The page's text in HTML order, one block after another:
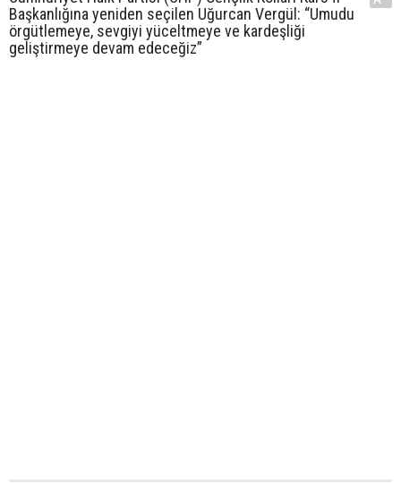
Başkanlığına yeniden seçilen Uğurcan Vergül: “Umudu
örgütlemeye, sevgiyi yüceltmeye ve kardeşliği
geliştirmeye devam edeceğiz”